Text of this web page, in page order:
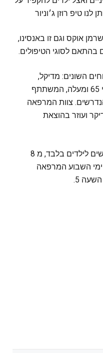
לנו טיפ רוזן ג׳וניור
אוקס וגם זו באנסינו,
בהתאם לסוגי הטיפולים.
השונים: מדיקל,
ביטוחים פרטיים וכולל מדיקר לבני 65 ומעלה, המשתתף
צוות המרפאה
ועוזר בהוצאת
בקליניקה באנסינו ימי רביעי מוקדשים לילדים בלבד, מ 8
שאר ימי השבוע המרפאה
5.